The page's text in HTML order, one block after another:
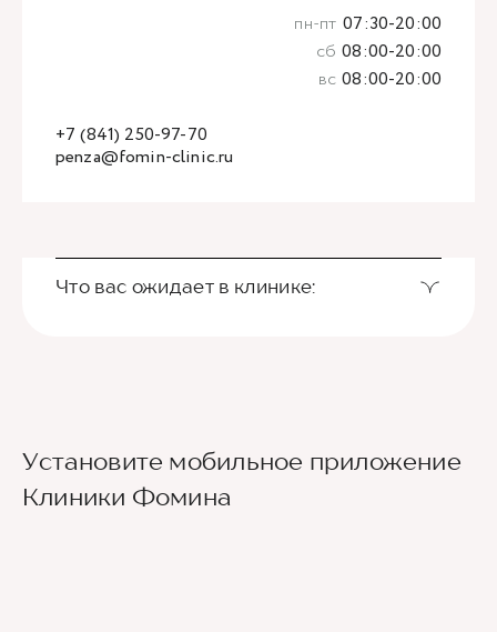
penza@fomin-clinic.ru
+7 (841) 250-97-70
пн-пт 07:30-20:00
сб 08:00-20:00
вс 08:00-20:00
Что вас ожидает в клинике:
Ведущие врачи региона
Установите мобильное приложение
Клиники Фомина